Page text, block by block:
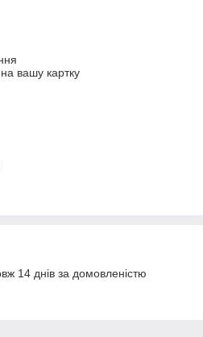
вашу картку
14 днів за домовленістю